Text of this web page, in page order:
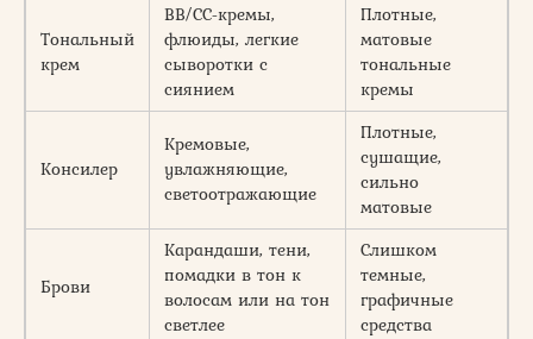
Тональный
крем
BB/CC-кремы,
флюиды, легкие
сыворотки с
сиянием
Плотные,
матовые
тональные
кремы
Консилер
Кремовые,
увлажняющие,
светоотражающие
Плотные,
сушащие,
сильно
матовые
Брови
Карандаши, тени,
помадки в тон к
волосам или на тон
светлее
Слишком
темные,
графичные
средства